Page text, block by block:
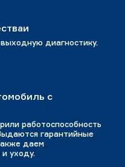
диагностику.
с
работоспособность
гарантийные
даем
уходу.